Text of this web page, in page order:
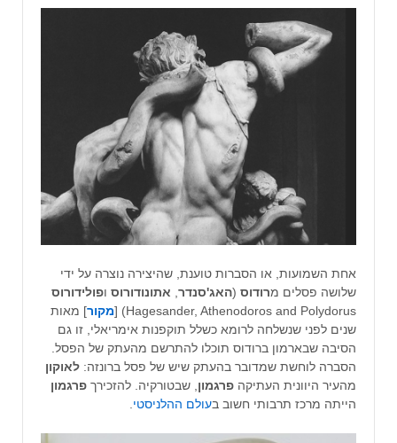
אחת השמועות, או הסברות טוענת, שהיצירה נוצרה על ידי
שלושה פסלים מרודוס (האג'סנדר אתונודורוס ופולידורוס
Hagesander, Athenodoros and Polydorus) [
מקור] מאות
שנים לפני שנשלחה לרומא כשלל תוקפנות אימריאלי, זו גם
הסיבה שבארמון ברודוס תוכלו להתרשם מהעתק של הפסל.
הסברה לוחשת שמדובר בהעתק שיש של פסל ברונזה: לאוקון
מהעיר היוונית העתיקה פרגמון , שבטורקיה. להזכירך פרגמון
הייתה מרכז תרבותי חשוב בעולם ההלניסטי